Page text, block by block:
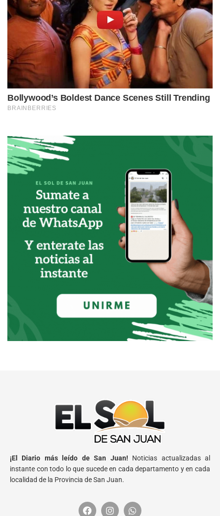
¡El Diario más leído de San Juan! Noticias actualizadas al
instante con todo lo que sucede en cada departamento y en cada
localidad de la Provincia de San Juan.